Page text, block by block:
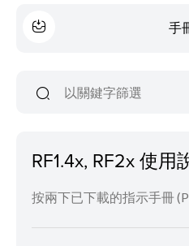
手
RF1.4x, RF2x 使用
按兩下已下載的指示手冊